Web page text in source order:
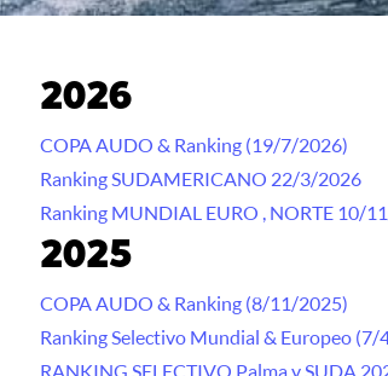
2026
COPA AUDO & Ranking (19/7/2026)
Ranking SUDAMERICANO 22/3/2026
Ranking MUNDIAL EURO , NORTE 10/
2025
COPA AUDO & Ranking (8/11/2025)
Ranking Selectivo Mundial & Europeo (7/
RANKING SELECTIVO Palma y SUDA